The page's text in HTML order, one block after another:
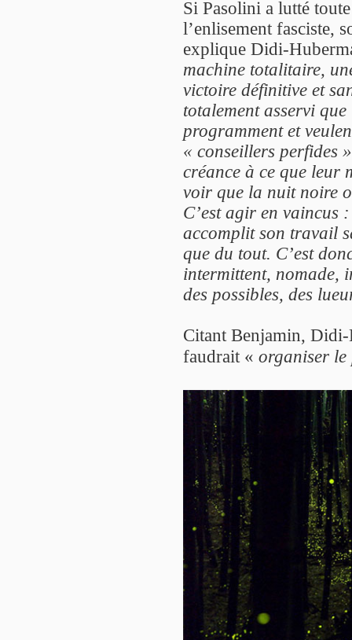
Si Pasolini a lutté
l’enlisement fasciste,
explique Didi-
machine totalitaire,
victoire définitive et
totalement asservi
programment et
« conseillers perfides
créance à ce que leur
voir que la nuit noire
C’est agir en vaincus
accomplit son travail
que du tout. C’est
intermittent, nomade,
des possibles, des
Citant Benjamin, Didi-
faudrait « organiser le